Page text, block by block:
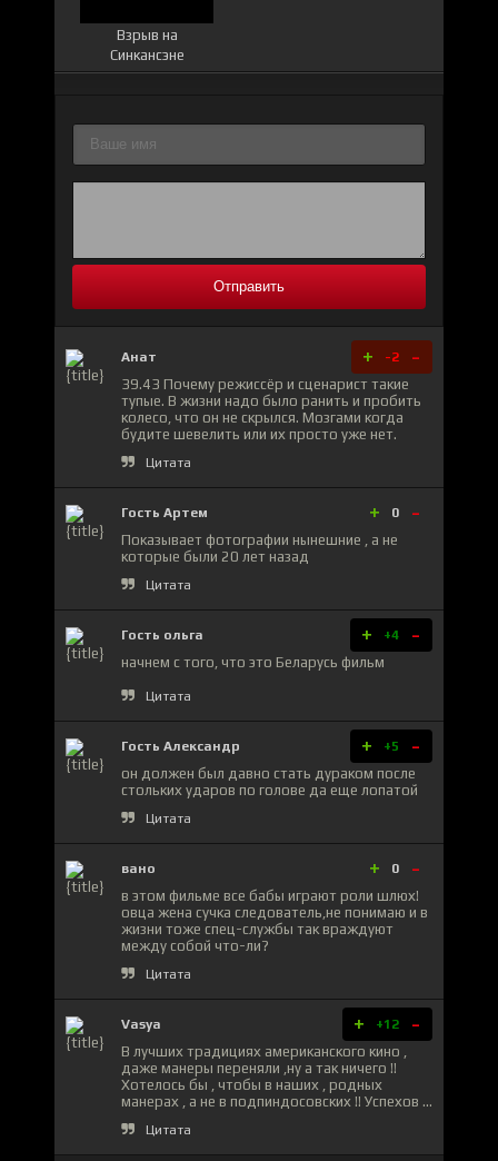
Взрыв на
Синкансэне
Отправить
Анат + -2 -
39.43 Почему режиссёр и сценарист такие
тупые. В жизни надо было ранить и пробить
колесо, что он не скрылся. Мозгами когда
будите шевелить или их просто уже нет.
Цитата
Гость Артем + 0 -
Показывает фотографии нынешние , а не
которые были 20 лет назад
Цитата
Гость ольга + +4 -
начнем с того, что это Беларусь фильм
Цитата
Гость Александр + +5 -
он должен был давно стать дураком после
стольких ударов по голове да еще лопатой
Цитата
вано + 0 -
в этом фильме все бабы играют роли шлюх!
овца жена сучка следователь,не понимаю и в
жизни тоже спец-службы так враждуют
между собой что-ли?
Цитата
Vasya + +12 -
В лучших традициях американского кино ,
даже манеры переняли ,ну а так ничего !!
Хотелось бы , чтобы в наших , родных
манерах , а не в подпиндосовских !! Успехов ...
Цитата